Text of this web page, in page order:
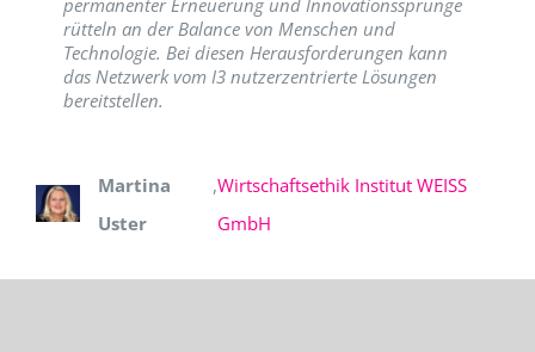
permanenter Erneuerung und Innovationssprünge
rütteln an der Balance von Menschen und
Technologie. Bei diesen Herausforderungen kann
das Netzwerk vom I3 nutzerzentrierte Lösungen
bereitstellen.
Martina
Uster
,Wirtschaftsethik Institut WEISS
GmbH